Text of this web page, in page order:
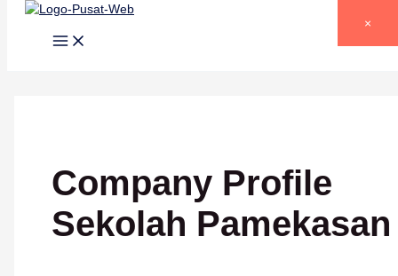
Lewati ke konten
Company Profile
Sekolah Pamekasan
×